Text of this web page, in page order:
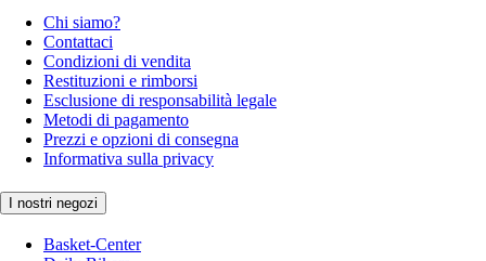
Chi siamo?
Contattaci
Condizioni di vendita
Restituzioni e rimborsi
Esclusione di responsabilità legale
Metodi di pagamento
Prezzi e opzioni di consegna
Informativa sulla privacy
I nostri negozi
Basket-Center